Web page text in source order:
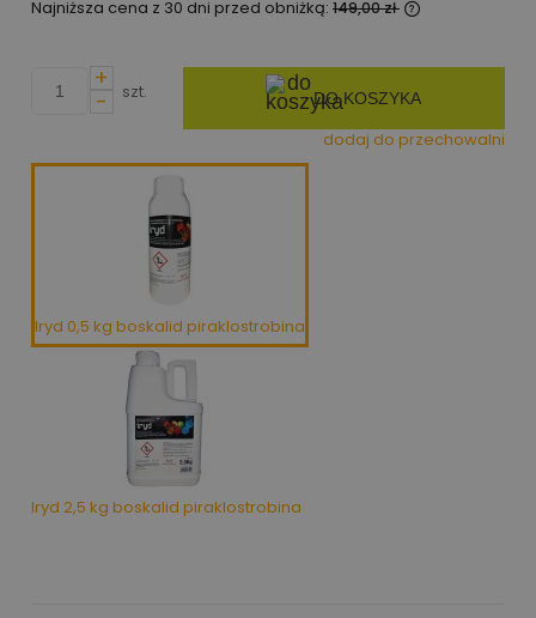
Najniższa cena z 30 dni przed obniżką: 149,00 zł
Iryd 0,5 kg boskalid piraklostrobina
Iryd 2,5 kg boskalid piraklostrobina
+
-
szt. DO KOSZYKA
dodaj do przechowalni